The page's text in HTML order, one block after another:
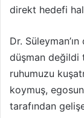
direkt hedefi
Dr. Süleyman’ın
düşman değildi
ruhumuzu
koymuş,
tarafından